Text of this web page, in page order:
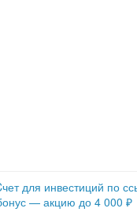
outputDir
для инвестиций по
— акцию до 4 000 ₽